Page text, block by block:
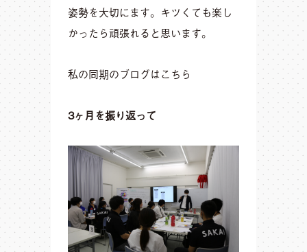
姿勢を大切にます。キツくても楽し
かったら頑張れると思います。
私の同期のブログはこちら
3ヶ月を振り返って